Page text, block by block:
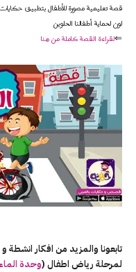
قصة تعليمية مصورة للأطفال بتطبيق حكايات
لون لحماية أطفالنا الحلوين
⇐لقراءة القصة كاملة من هنا
تابعونا والمزيد من افكار
لمرحلة رياض اطفال (وحدة الماء